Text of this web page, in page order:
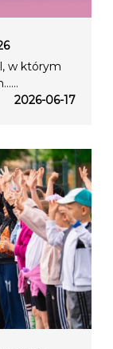
w którym
2026-06-17